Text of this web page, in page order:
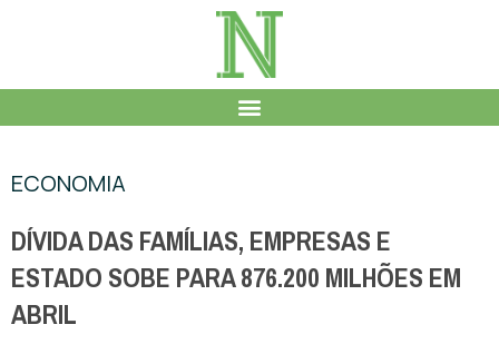
ECONOMIA
DÍVIDA DAS FAMÍLIAS, EMPRESAS E
ESTADO SOBE PARA 876.200 MILHÕES EM
ABRIL